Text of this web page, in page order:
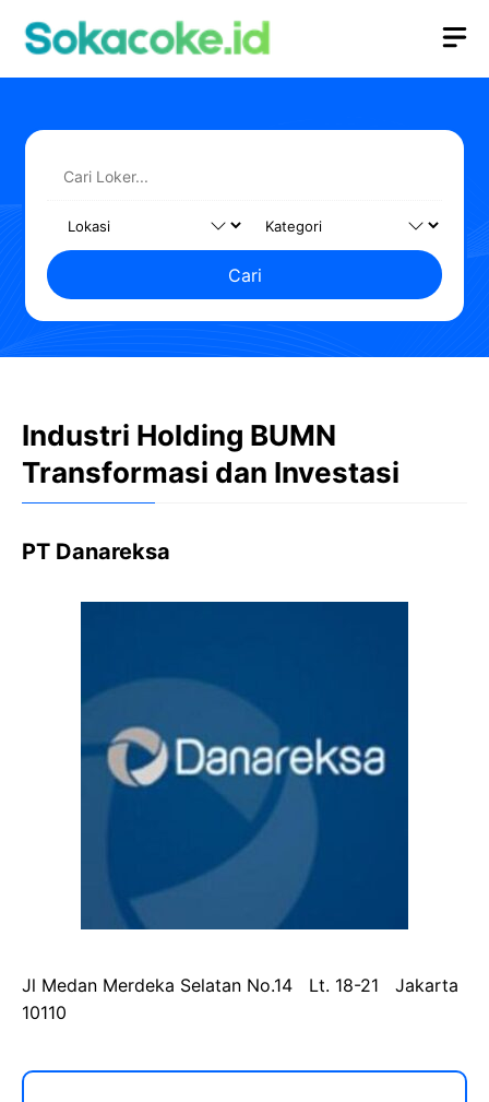
Cari
Industri Holding BUMN
Transformasi dan Investasi
PT Danareksa
Jl Medan Merdeka Selatan No.14 Lt. 18-21 Jakarta
10110